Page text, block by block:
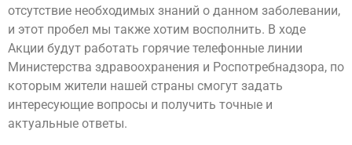
отсутствие необходимых знаний о данном заболевании,
и этот пробел мы также хотим восполнить. В ходе
Акции будут работать горячие телефонные линии
Министерства здравоохранения и Роспотребнадзора, по
которым жители нашей страны смогут задать
интересующие вопросы и получить точные и
актуальные ответы.